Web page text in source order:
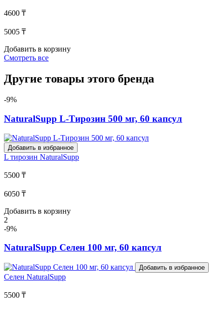
4600 ₸
5005 ₸
Добавить в корзину
Смотреть все
Другие товары этого бренда
-9%
NaturalSupp L-Тирозин 500 мг, 60 капсул
Добавить в избранное
L тирозин NaturalSupp
5500 ₸
6050 ₸
Добавить в корзину
2
-9%
NaturalSupp Селен 100 мг, 60 капсул
Добавить в избранное
Селен NaturalSupp
5500 ₸